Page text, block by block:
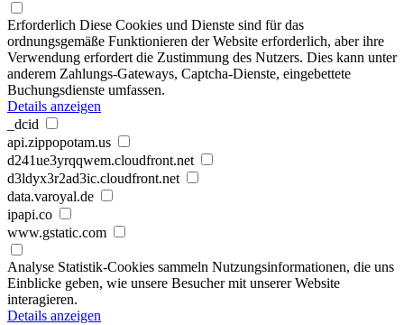
Erforderlich Diese Cookies und Dienste sind für das
ordnungsgemäße Funktionieren der Website erforderlich, aber ihre
Verwendung erfordert die Zustimmung des Nutzers. Dies kann unter
anderem Zahlungs-Gateways, Captcha-Dienste, eingebettete
Buchungsdienste umfassen.
Details anzeigen
_dcid
api.zippopotam.us
d241ue3yrqqwem.cloudfront.net
d3ldyx3r2ad3ic.cloudfront.net
data.varoyal.de
ipapi.co
www.gstatic.com
Analyse Statistik-Cookies sammeln Nutzungsinformationen, die uns
Einblicke geben, wie unsere Besucher mit unserer Website
interagieren.
Details anzeigen